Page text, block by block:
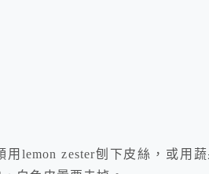
用lemon zester刨下皮絲，或用